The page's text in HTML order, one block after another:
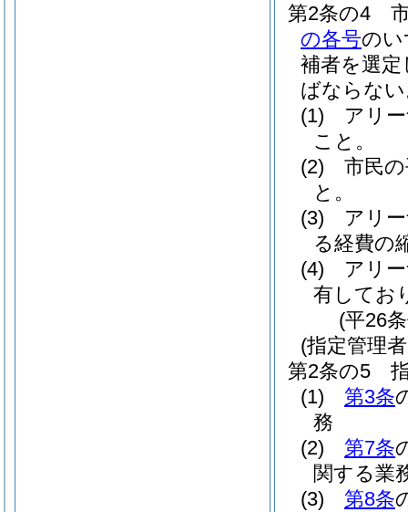
第2条の4
の各号のい
補者を選
ばならな
(1)
アリ
こと。
(2)
市民
と。
(3)
アリ
る経費の
(4)
アリ
有してお
(平26
(指定管理
第2条の5
(1)
第3条
務
(2)
第7条
関する業
(3)
第8条